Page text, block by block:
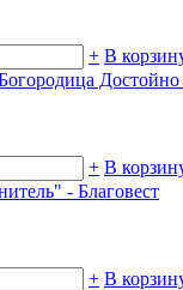
+ В
Достойно
+ В
- Благовест
+ В